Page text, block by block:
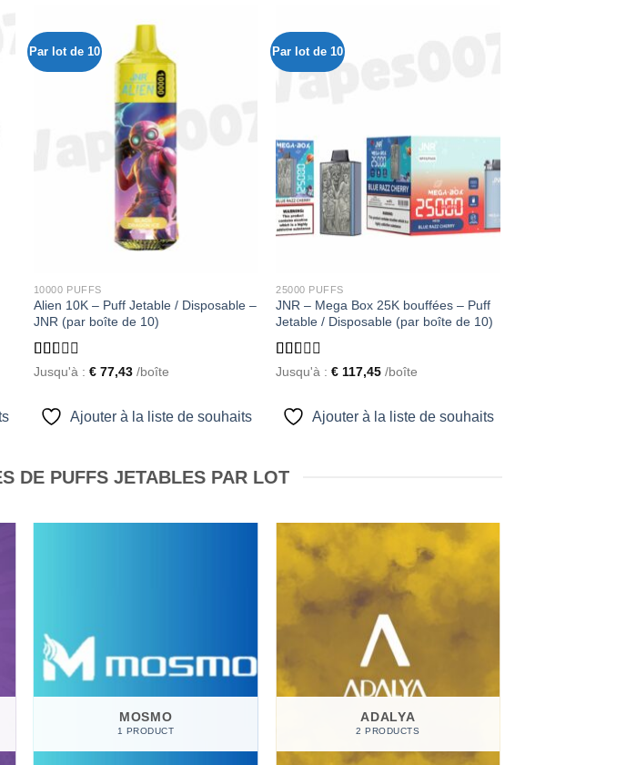
Par lot de 10
10000 PUFFS
Alien 10K – Puff Jetable / Disposable –
JNR (par boîte de 10)
Rated
of 5
Jusqu'à : €77,43/boîte
Ajouter à la liste de souhaits
Par lot de 10
25000 PUFFS
JNR – Mega Box 25K bouffées – Puff
Jetable / Disposable (par boîte de 10)
Rated
of 5
Jusqu'à :€ 117,45 /boîte
Ajouter à la liste de souhaits
DE PUFFS JETABLES PAR LOT
MOSMO
1 PRODUCT
ADALYA
2 PRODUCTS